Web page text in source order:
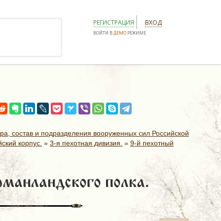
РЕГИСТРАЦИЯ ВХОД
ВОЙТИ ВДЕМО РЕЖИМЕ
состав и подразделения вооруженных сил Российской
корпус. » 3-я пехотная дивизия. » 9-й пехотный
полка.